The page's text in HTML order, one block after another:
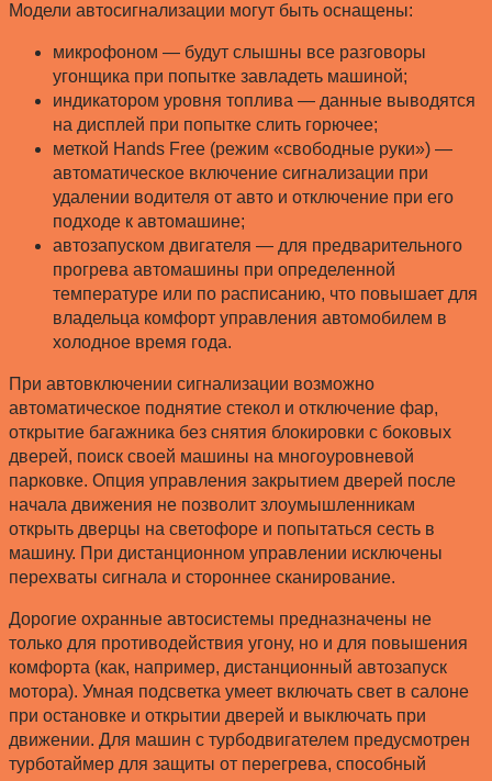
Модели автосигнализации могут быть оснащены:
микрофоном — будут слышны все разговоры
угонщика при попытке завладеть машиной;
индикатором уровня топлива — данные выводятся
на дисплей при попытке слить горючее;
меткой Hands Free (режим «свободные руки») —
автоматическое включение сигнализации при
удалении водителя от авто и отключение при его
подходе к автомашине;
автозапуском двигателя — для предварительного
прогрева автомашины при определенной
температуре или по расписанию, что повышает для
владельца комфорт управления автомобилем в
холодное время года.
При автовключении сигнализации возможно
автоматическое поднятие стекол и отключение фар,
открытие багажника без снятия блокировки с боковых
дверей, поиск своей машины на многоуровневой
парковке. Опция управления закрытием дверей после
начала движения не позволит злоумышленникам
открыть дверцы на светофоре и попытаться сесть в
машину. При дистанционном управлении исключены
перехваты сигнала и стороннее сканирование.
Дорогие охранные автосистемы предназначены не
только для противодействия угону, но и для повышения
комфорта (как, например, дистанционный автозапуск
мотора). Умная подсветка умеет включать свет в салоне
при остановке и открытии дверей и выключать при
движении. Для машин с турбодвигателем предусмотрен
турботаймер для защиты от перегрева, способный